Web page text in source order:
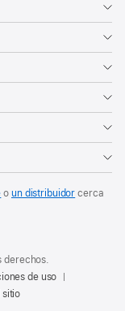
oun distribuidor cerca
de uso
sitio